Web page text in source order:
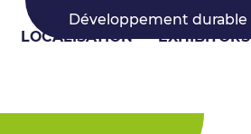
Développement durable
LOCALISATION
EXHIBITORS